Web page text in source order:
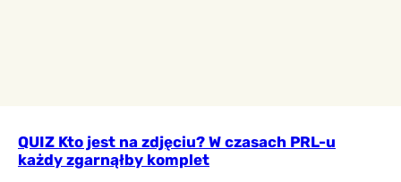
QUIZ Kto jest na zdjęciu? W czasach PRL-u
każdy zgarnąłby komplet